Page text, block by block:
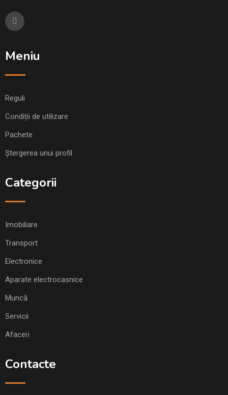
Meniu
Reguli
Condiții de utilizare
Pachete
Ștergerea unui profil
Categorii
Imobiliare
Transport
Electronice
Aparate electrocasnice
Muncă
Servicii
Afaceri
Contacte